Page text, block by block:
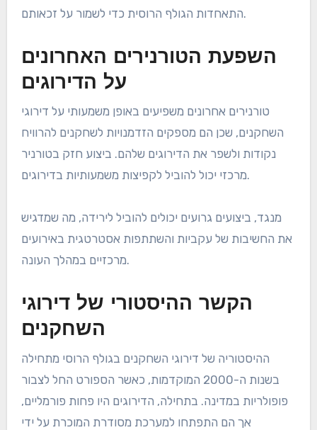
התאחדות הגולף הרוסית כדי לשמור על זכאותם.
השפעת הטורנירים האחרונים
על הדירוגים
טורנירים אחרונים משפיעים באופן משמעותי על דירוגי
השחקנים, שכן הם מספקים הזדמנויות לשחקנים להרוויח
נקודות ולשפר את הדירוגים שלהם. ביצוע חזק בטורניר
מרכזי יכול להוביל לקפיצות משמעותיות בדירוגים.
מנגד, ביצועים גרועים יכולים להוביל לירידה, מה שמדגיש
את החשיבות של עקביות והשתתפות אסטרטגית באירועים
מרכזיים במהלך העונה.
הקשר ההיסטורי של דירוגי
השחקנים
ההיסטוריה של דירוגי השחקנים בגולף הרוסי מתחילה
בשנות ה-2000 המוקדמות, כאשר הספורט החל לצבור
פופולריות במדינה. בתחילה, הדירוגים היו פחות פורמליים,
אך הם התפתחו למערכת מסודרת המוכרת על ידי